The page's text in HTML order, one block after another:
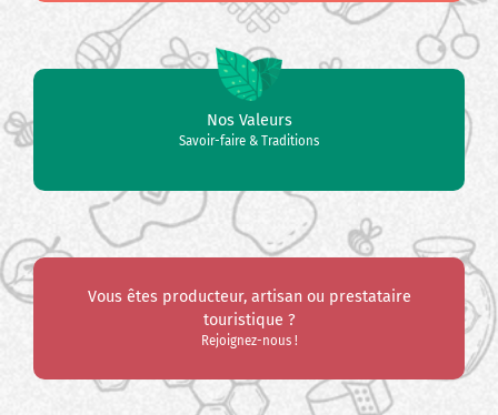
Nos Valeurs
Savoir-faire & Traditions
Vous êtes producteur, artisan ou prestataire
touristique ?
Rejoignez-nous !